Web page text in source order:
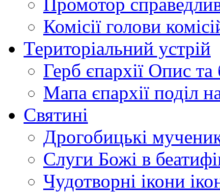
Комісії голови
Територіальний устрій
Герб єпархії Опис та
Мапа єпархії поділ
Святині
Дрогобицькі
Слуги Божі в
Чудотворні ікони